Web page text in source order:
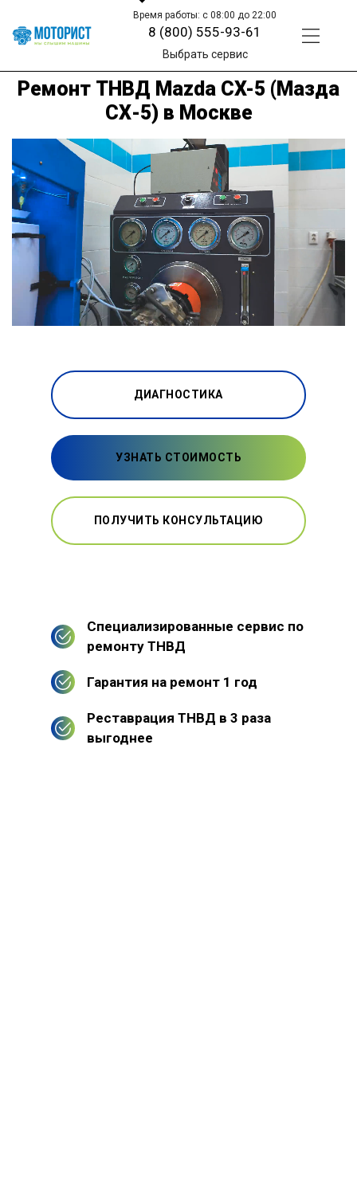
Время работы: с 08:00 до 22:00
8 (800) 555-93-61
Выбрать сервис
Ремонт ТНВД Mazda CX-5 (Мазда
СХ-5) в Москве
ДИАГНОСТИКА
УЗНАТЬ СТОИМОСТЬ
ПОЛУЧИТЬ КОНСУЛЬТАЦИЮ
Специализированные сервис по
ремонту ТНВД
Гарантия на ремонт 1 год
Реставрация ТНВД в 3 раза
выгоднее